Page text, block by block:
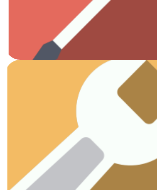
Otros
Fontanería
¡Vamos a arreglar esas fugas!
Ver artículos